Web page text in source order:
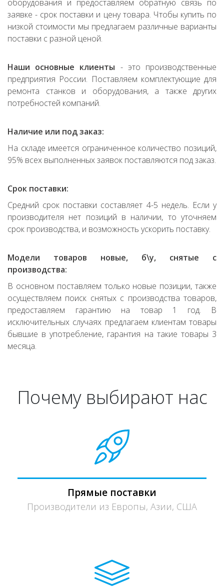
оборудования и предоставляем обратную связь по
заявке - срок поставки и цену товара. Чтобы купить по
низкой стоимости мы предлагаем различные варианты
поставки с разной ценой.
Наши основные клиенты - это производственные
предприятия России. Поставляем комплектующие для
ремонта станков и оборудования, а также других
потребностей компаний.
Наличие или под заказ:
На складе имеется ограниченное количество позиций,
95% всех выполненных заявок поставляются под заказ.
Срок поставки:
Средний срок поставки составляет 4-5 недель. Если у
производителя нет позиций в наличии, то уточняем
срок производства, и возможность ускорить поставку.
Модели товаров новые, б\у, снятые с
производства:
В основном поставляем только новые позиции, также
осуществляем поиск снятых с производства товаров,
предоставляем гарантию на товар 1 год. В
исключительных случаях предлагаем клиентам товары
бывшие в употребление, гарантия на такие товары 3
месяца.
Почему выбирают нас
Прямые поставки
Производители из Европы, Азии, США